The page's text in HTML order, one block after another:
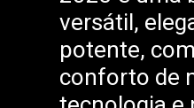
versátil,
potente,
conforto de